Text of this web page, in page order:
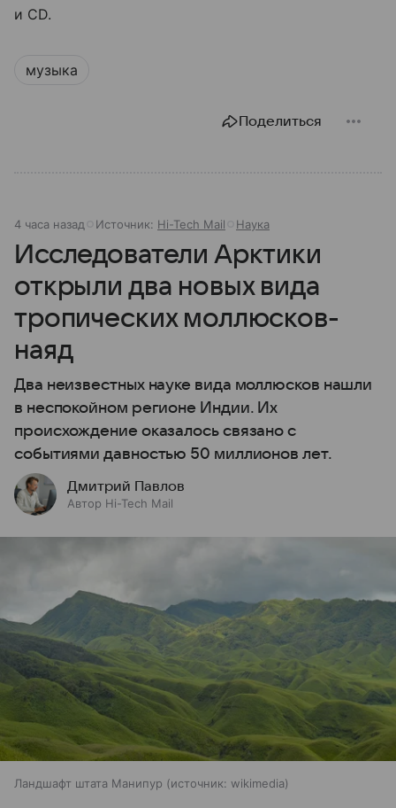
и CD.
музыка
Поделиться
4 часа назад Источник: Hi-Tech Mail Наука
Исследователи Арктики
открыли два новых вида
тропических моллюсков-
наяд
Два неизвестных науке вида моллюсков нашли
в неспокойном регионе Индии. Их
происхождение оказалось связано с
событиями давностью 50 миллионов лет.
Дмитрий Павлов
Автор Hi-Tech Mail
Ландшафт штата Манипур источник: wikimedia